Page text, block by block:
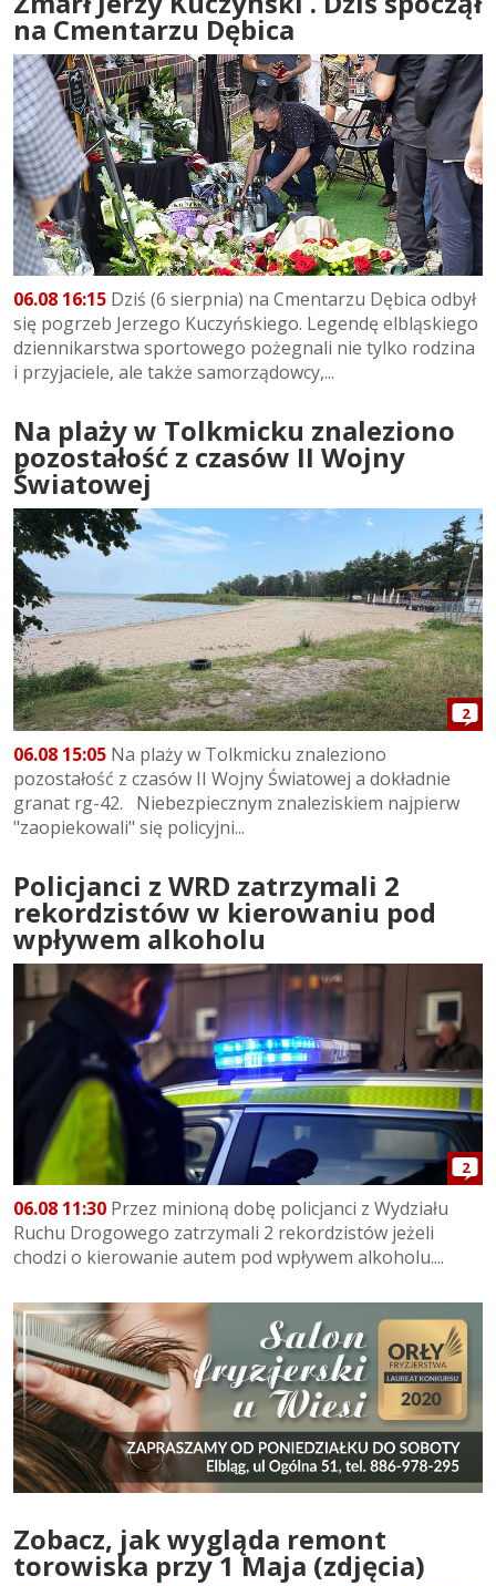
na Cmentarzu Dębica
06.08 16:15 Dziś (6 sierpnia) na Cmentarzu Dębica odbył
się pogrzeb Jerzego Kuczyńskiego. Legendę elbląskiego
dziennikarstwa sportowego pożegnali nie tylko rodzina
i przyjaciele, ale także samorządowcy,...
Na plaży w Tolkmicku znaleziono
pozostałość z czasów II Wojny
Światowej
2
06.08 15:05 Na plaży w Tolkmicku znaleziono
pozostałość z czasów II Wojny Światowej a dokładnie
granat rg-42. Niebezpiecznym znaleziskiem najpierw
"zaopiekowali" się policyjni...
Policjanci z WRD zatrzymali 2
rekordzistów w kierowaniu pod
wpływem alkoholu
2
06.08 11:30 Przez minioną dobę policjanci z Wydziału
Ruchu Drogowego zatrzymali 2 rekordzistów jeżeli
chodzi o kierowanie autem pod wpływem alkoholu....
Zobacz, jak wygląda remont
torowiska przy 1 Maja (zdjęcia)